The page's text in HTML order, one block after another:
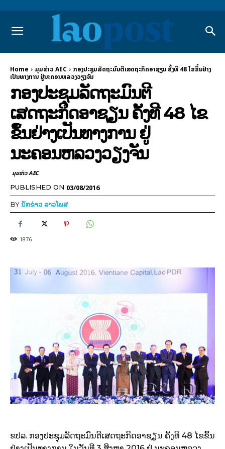
Home ມຸມຂ່າວ AEC
ກອງປະຊຸມລັດຖະມົນຕີເສດຖະກິດອາຊຽນ ຄັ້ງທີ 48 ໄຂຂຶ້ນຢ່າງ
ເປັນທາງການ ຢູ່ນະຄອນຫລວງວຽງຈັນ
ກອງປະຊຸມລັດຖະມົນຕີ
ເສດຖະກິດອາຊຽນ ຄັ້ງທີ 48 ໄຂ
ຂຶ້ນຢ່າງເປັນທາງການ ຢູ່
ນະຄອນຫລວງວຽງຈັນ
ມຸມຂ່າວ AEC
PUBLISHED ON 03/08/2016
BYນັກຂ່າວ ລາວໂພສ
1876
ຂປລ. ກອງປະຊຸມລັດຖະມົນຕີເສດຖະກິດອາຊຽນ ຄັ້ງທີ 48 ໄຂຂຶ້ນ